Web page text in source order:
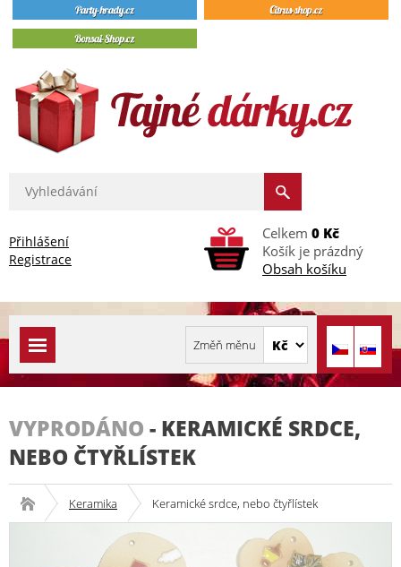
Přihlášení
Registrace
Celkem 0 Kč
Košík je prázdný
Obsah košíku
VYPRODÁNO - KERAMICKÉ SRDCE,
NEBO ČTYŘLÍSTEK
Keramika Keramické srdce, nebo čtyřlístek